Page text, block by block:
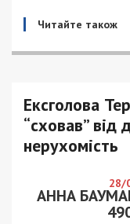
Читайте також
Ексголова
“сховав” від
нерухомість
28/
АННА